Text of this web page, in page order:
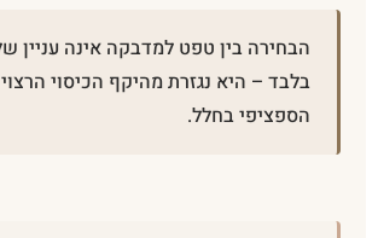
הבחירה בין טפט למדבקה אינה עניין
בלבד – היא נגזרת מהיקף הכיסוי
הספציפי בחלל.